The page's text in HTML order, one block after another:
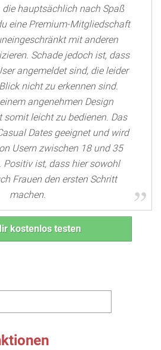
die hauptsächlich nach Spaß
eine Premium-Mitgliedschaft
mit anderen
Schade jedoch ist, dass
angemeldet sind, die leider
nicht zu erkennen sind.
angenehmen Design
somit leicht zu bedienen. Das
Dates geeignet und wird
Usern zwischen 18 und 35
Positiv ist, dass hier sowohl
Frauen den ersten Schritt
machen.
kostenlos testen